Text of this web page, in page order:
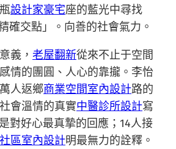
設計家豪宅座的藍光中尋找
確交點」。向善的社會氣力。
義， 老屋翻新從來不止于空間
情的團圓、人心的靠攏。李怡
人返鄉商業空間室內設計路的
會溫情的真實中醫診所設計寫
對好心最真摯的回應；14人接
區室內設計明最無力的詮釋。